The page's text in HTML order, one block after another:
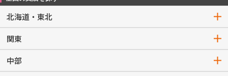
北海道・東北
関東
中部